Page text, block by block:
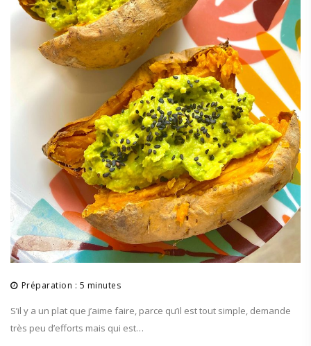
Préparation : 5 minutes
S’il y a un plat que j’aime faire, parce qu’il est tout simple, demande
très peu d’efforts mais qui est…